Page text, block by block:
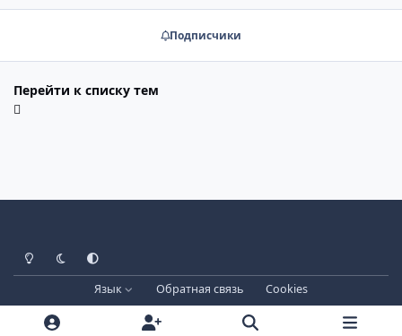
Подписчики
Перейти к списку тем
Светлый режим
Тёмный режим
Системные настройки
Язык Обратная связь
Cookies
Лицензия зарегистрирована на IPBSkins.ru
Powered by
Invision Community